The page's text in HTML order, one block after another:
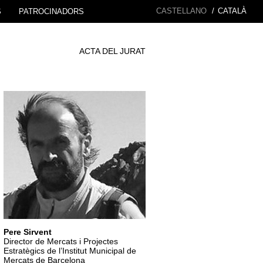
PATROCINADORS CASTELLANO / CATALÀ
ACTA DEL JURAT
Pere Sirvent
Director de Mercats i Projectes
Estratègics de l’Institut Municipal de
Mercats de Barcelona